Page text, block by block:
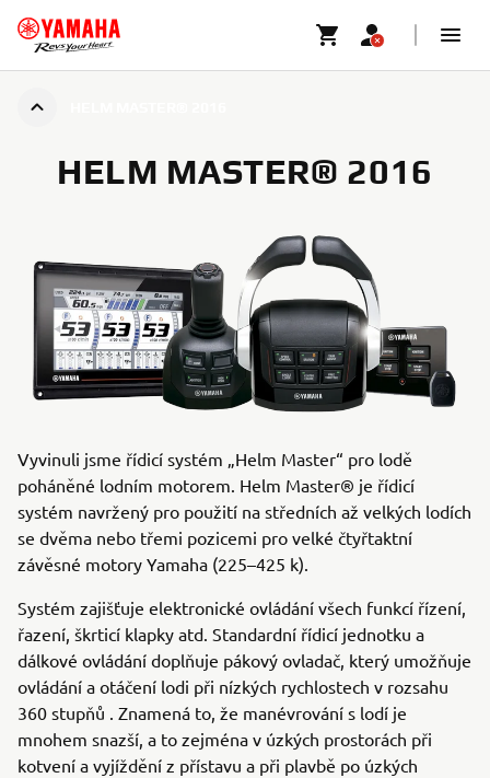
HELM MASTER® 2016
Vyvinuli jsme řídicí systém „Helm Master“ pro lodě
poháněné lodním motorem. Helm Master® je řídicí
systém navržený pro použití na středních až velkých lodích
se dvěma nebo třemi pozicemi pro velké čtyřtaktní
závěsné motory Yamaha (225–425 k).
Systém zajišťuje elektronické ovládání všech funkcí řízení,
řazení, škrticí klapky atd. Standardní řídicí jednotku a
dálkové ovládání doplňuje pákový ovladač, který umožňuje
ovládání a otáčení lodi při nízkých rychlostech v rozsahu
360 stupňů . Znamená to, že manévrování s lodí je
mnohem snazší, a to zejména v úzkých prostorách při
kotvení a vyjíždění z přístavu a při plavbě po úzkých